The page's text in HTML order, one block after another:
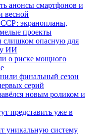
анонсы смартфонов и
весной
экранопланы,
проекты
опасную для
ИИ
о риске мощного
финальный сезон
серий
новым роликом и
представить уже в
уникальную систему